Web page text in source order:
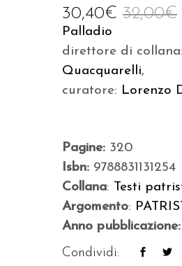
32,00€
30,40€
Palladio
direttore di collana:
Quacquarelli,
curatore: Lorenzo
Pagine: 320
Isbn: 9788831131254
Collana: Testi
Argomento:
Anno pubblicazione:
Condividi: